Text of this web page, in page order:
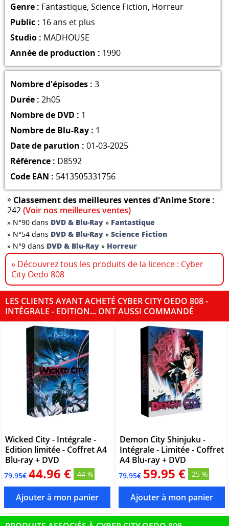
Genre : Fantastique, Science Fiction, Horreur
Public : 16 ans et plus
Studio : MADHOUSE
Année de production : 1990
Nombre d'épisodes : 3
Durée : 2h05
Nombre de DVD : 1
Nombre de Blu-Ray : 1
Date de parution : 01-03-2025
Référence : D8592
Code EAN : 5413505331756
» Classement des meilleures ventes d'Anime Store :
242(Voir nos meilleures ventes)
» N°90 dans DVD & Blu-Ray » Fantastique
» N°54 dans DVD & Blu-Ray »Science Fiction
» N°9 dans DVD & Blu-Ray » Horreur
» Découvrez tous les produits de la licence : Cyber
City Oedo 808
LES CLIENTS AYANT ACHETÉ CYBER CITY OEDO 808 -
INTÉGRALE - EDITION... ONT AUSSI COMMANDÉ
Wicked City - Intégrale -
Edition limitée - Coffret A4
Blu-ray + DVD
79.95€ 44.96 € -44 %
Demon City Shinjuku -
Intégrale - Limitée - Coffret
A4 Blu-ray + DVD
79.95€ 59.95 € -25 %